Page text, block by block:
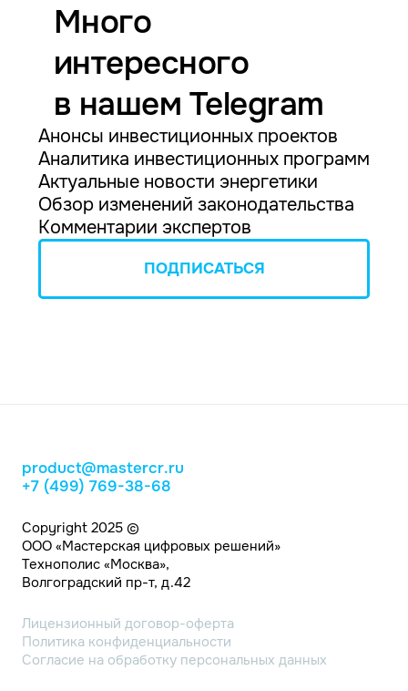
Много
интересного
в нашем Telegram
Анонсы инвестиционных проектов
Аналитика инвестиционных программ
Актуальные новости энергетики
Обзор изменений законодательства
Комментарии экспертов
ПОДПИСАТЬСЯ
product@mastercr.ru
+7 (499) 769-38-68
Copyright 2025 ©
ООО «Мастерская цифровых решений»
Технополис «Москва»,
Волгоградский пр-т, д.42
Лицензионный договор-оферта
Политика конфиденциальности
Согласие на обработку персональных данных